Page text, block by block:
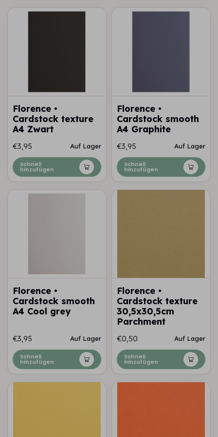
Florence •
Cardstock texture
A4 Zwart
€3,95 Auf Lager
Schnell
hinzufügen
Florence •
Cardstock smooth
A4 Graphite
€3,95 Auf Lager
Schnell
hinzufügen
Florence •
Cardstock smooth
A4 Cool grey
€3,95 Auf Lager
Schnell
hinzufügen
Florence •
Cardstock texture
30,5x30,5cm
Parchment
€0,50 Auf Lager
Schnell
hinzufügen